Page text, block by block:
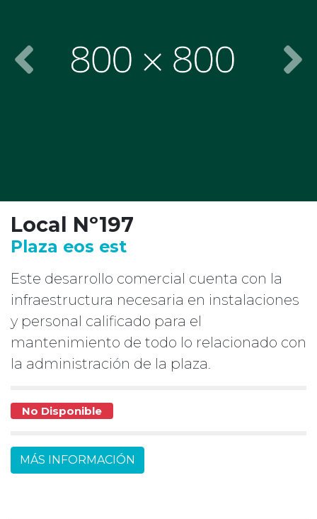
Previous
Local Nº197
Plaza eos est
Este desarrollo comercial cuenta con la
infraestructura necesaria en instalaciones
y personal calificado para el
mantenimiento de todo lo relacionado con
la administración de la plaza.
No Disponible
MÁS INFORMACIÓN